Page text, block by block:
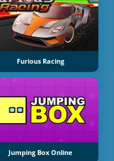
Furious Racing
Jumping Box Online